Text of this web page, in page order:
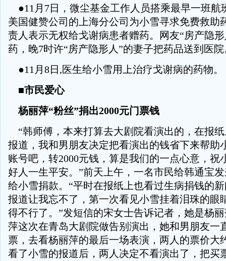
●11月7日，微尘基金工作人员搭乘最早一班航
美国健赞公司的上海分公司为小雪寻求免费救助
责人表示无权给戈谢病患者赠药。网友“房产隐
药，晚7时许“房产隐形人”的妻子把药品送到医
●11月8日,医生给小雪用上治疗戈谢病的药物。
■市民爱心
杨丽萍“粉丝”捐出2000元门票钱
“韩师傅，本来打算去大剧院看演出的，在报
报道，我和男朋友决定把看演出的钱省下来帮助
账号吧，转2000元钱，算是我们的一点心意，祝
好人一生平安。”前天上午，一名市民给韩通宝
给小雪捐款。“平时在报纸上也看过生病捐钱的
报道让我忘不了，第一次看见小雪挂着泪珠的眼
得不行了。”发短信的宋女士告诉记者，她是杨
萍这次在青岛大剧院做告别演出，她和男朋友一
票，去看杨丽萍的最后一场表演，两人的票价大
看了小雪的报道后，两人决定不看演出了，把买